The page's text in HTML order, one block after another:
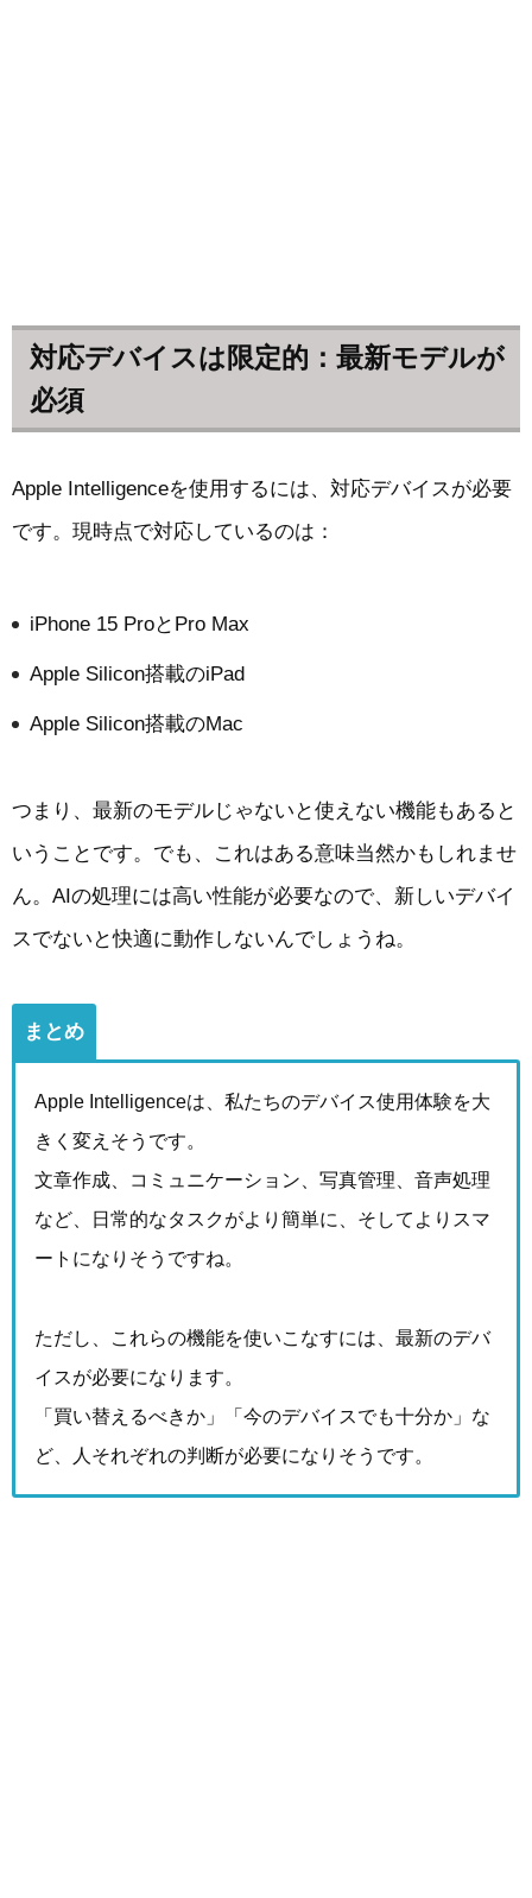
対応デバイスは限定的：最新モデルが
必須
Apple Intelligenceを使用するには、対応デバイスが必要
です。現時点で対応しているのは：
iPhone 15 ProとPro Max
Apple Silicon搭載のiPad
Apple Silicon搭載のMac
つまり、最新のモデルじゃないと使えない機能もあると
いうことです。でも、これはある意味当然かもしれませ
ん。AIの処理には高い性能が必要なので、新しいデバイ
スでないと快適に動作しないんでしょうね。
まとめ
Apple Intelligenceは、私たちのデバイス使用体験を大
きく変えそうです。
文章作成、コミュニケーション、写真管理、音声処理
など、日常的なタスクがより簡単に、そしてよりスマ
ートになりそうですね。
ただし、これらの機能を使いこなすには、最新のデバ
イスが必要になります。
「買い替えるべきか」「今のデバイスでも十分か」な
ど、人それぞれの判断が必要になりそうです。